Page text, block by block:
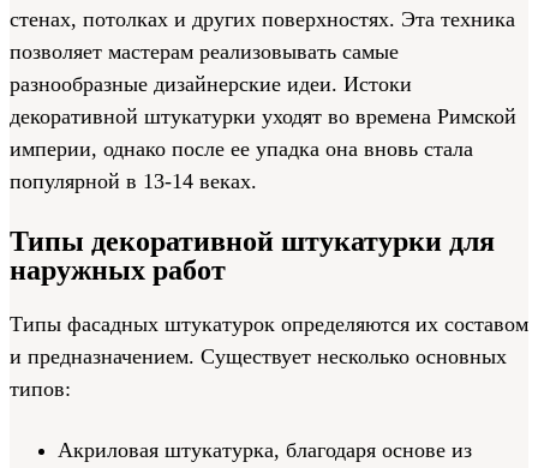
стенах, потолках и других поверхностях. Эта техника
позволяет мастерам реализовывать самые
разнообразные дизайнерские идеи. Истоки
декоративной штукатурки уходят во времена Римской
империи, однако после ее упадка она вновь стала
популярной в 13-14 веках.
Типы декоративной штукатурки для
наружных работ
Типы фасадных штукатурок определяются их составом
и предназначением. Существует несколько основных
типов:
Акриловая штукатурка, благодаря основе из